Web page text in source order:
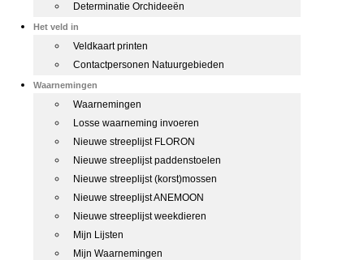
Determinatie Orchideeën
Het veld in
Veldkaart printen
Contactpersonen Natuurgebieden
Waarnemingen
Waarnemingen
Losse waarneming invoeren
Nieuwe streeplijst FLORON
Nieuwe streeplijst paddenstoelen
Nieuwe streeplijst (korst)mossen
Nieuwe streeplijst ANEMOON
Nieuwe streeplijst weekdieren
Mijn Lijsten
Mijn Waarnemingen